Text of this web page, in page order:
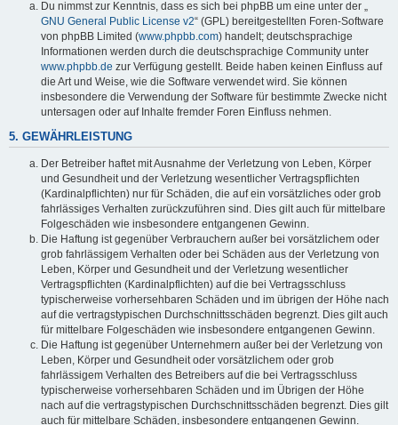
Du nimmst zur Kenntnis, dass es sich bei phpBB um eine unter der „
GNU General Public License v2“ (GPL) bereitgestellten Foren-Software
von phpBB Limited (www.phpbb.com) handelt; deutschsprachige
Informationen werden durch die deutschsprachige Community unter
www.phpbb.de zur Verfügung gestellt. Beide haben keinen Einfluss auf
die Art und Weise, wie die Software verwendet wird. Sie können
insbesondere die Verwendung der Software für bestimmte Zwecke nicht
untersagen oder auf Inhalte fremder Foren Einfluss nehmen.
5. GEWÄHRLEISTUNG
Der Betreiber haftet mit Ausnahme der Verletzung von Leben, Körper
und Gesundheit und der Verletzung wesentlicher Vertragspflichten
(Kardinalpflichten) nur für Schäden, die auf ein vorsätzliches oder grob
fahrlässiges Verhalten zurückzuführen sind. Dies gilt auch für mittelbare
Folgeschäden wie insbesondere entgangenen Gewinn.
Die Haftung ist gegenüber Verbrauchern außer bei vorsätzlichem oder
grob fahrlässigem Verhalten oder bei Schäden aus der Verletzung von
Leben, Körper und Gesundheit und der Verletzung wesentlicher
Vertragspflichten (Kardinalpflichten) auf die bei Vertragsschluss
typischerweise vorhersehbaren Schäden und im übrigen der Höhe nach
auf die vertragstypischen Durchschnittsschäden begrenzt. Dies gilt auch
für mittelbare Folgeschäden wie insbesondere entgangenen Gewinn.
Die Haftung ist gegenüber Unternehmern außer bei der Verletzung von
Leben, Körper und Gesundheit oder vorsätzlichem oder grob
fahrlässigem Verhalten des Betreibers auf die bei Vertragsschluss
typischerweise vorhersehbaren Schäden und im Übrigen der Höhe
nach auf die vertragstypischen Durchschnittsschäden begrenzt. Dies gilt
auch für mittelbare Schäden, insbesondere entgangenen Gewinn.